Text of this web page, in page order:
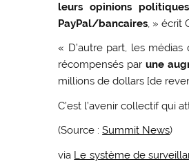
leurs opinions politiques
PayPal/bancaires, » écrit
« D’autre part, les
récompensés parune
millions de dollars [de
C’est l’avenir collectif qui
(Source :Summit News)
via Le système de